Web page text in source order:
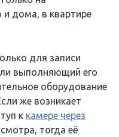
и дома, в квартире
для записи
выполняющий его
оборудование
же возникает
к камере через
тогда её